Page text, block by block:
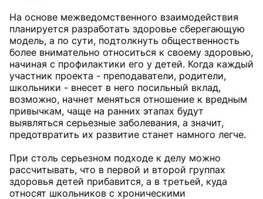
На основе межведомственного взаимодействия
планируется разработать здоровье сберегающую
модель, а по сути, подтолкнуть общественность
более внимательно относиться к своему здоровью,
начиная с профилактики его у детей. Когда каждый
участник проекта - преподаватели, родители,
школьники - внесет в него посильный вклад,
возможно, начнет меняться отношение к вредным
привычкам, чаще на ранних этапах будут
выявляться серьезные заболевания, а значит,
предотвратить их развитие станет намного легче.
При столь серьезном подходе к делу можно
рассчитывать, что в первой и второй группах
здоровья детей прибавится, а в третьей, куда
относят школьников с хроническими